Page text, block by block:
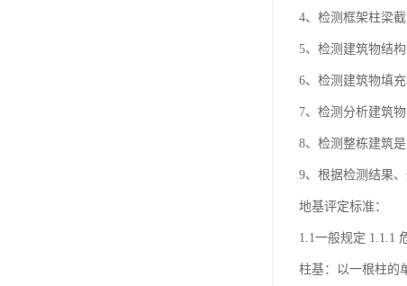
4、检测框架柱梁
5、检测建筑物结
6、检测建筑物填
7、检测分析建筑
8、检测整栋建筑
9、根据检测结果
地基评定标准：
1.1一般规定 1.1.1
柱基：以一根柱的